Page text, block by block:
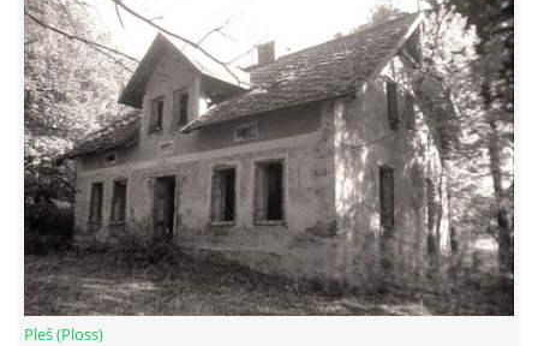
Pleš (Ploss)